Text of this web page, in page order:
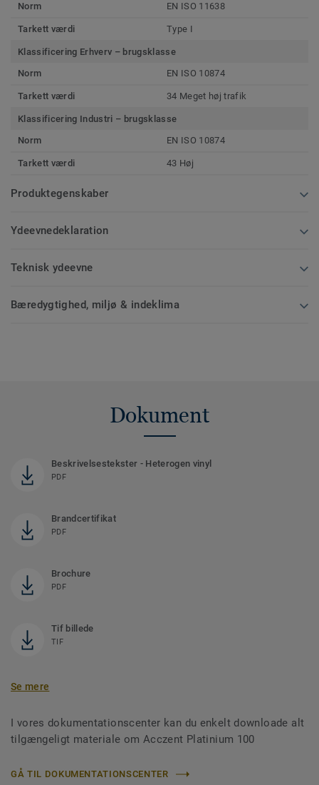
Norm
EN ISO 11638
Tarkett værdi Type I
Klassificering Erhverv – brugsklasse
Norm
EN ISO 10874
Tarkett værdi 34 Meget høj trafik
Klassificering Industri – brugsklasse
Norm
EN ISO 10874
Tarkett værdi 43 Høj
Produktegenskaber
Ydeevnedeklaration
Teknisk ydeevne
Bæredygtighed, miljø & indeklima
Dokument
Beskrivelsestekster - Heterogen vinyl
PDF
Brandcertifikat
PDF
Brochure
PDF
Tif billede
TIF
Se mere
I vores dokumentationscenter kan du enkelt downloade alt
tilgængeligt materiale om Acczent Platinium 100
GÅ TIL DOKUMENTATIONSCENTER